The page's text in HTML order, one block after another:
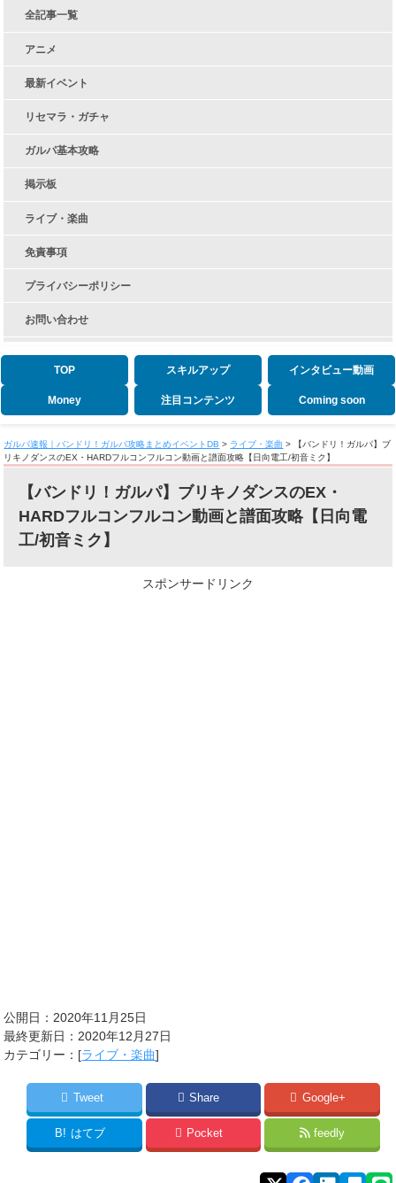
全記事一覧
アニメ
最新イベント
リセマラ・ガチャ
ガルパ基本攻略
掲示板
ライブ・楽曲
免責事項
プライバシーポリシー
お問い合わせ
TOP スキルアップ インタビュー動画
Money 注目コンテンツ Coming soon
ガルパ速報｜バンドリ！ガルパ攻略まとめイベントDB > ライブ・楽曲 >
【バンドリ！ガルパ】ブ
リキノダンスのEX・HARDフルコンフルコン動画と譜面攻略【日向電工/初音ミク】
【バンドリ！ガルパ】ブリキノダンスのEX・
HARDフルコンフルコン動画と譜面攻略【日向電
工/初音ミク】
スポンサードリンク
公開日：2020年11月25日
最終更新日：2020年12月27日
カテゴリー：[ライブ・楽曲]
Tweet Share Google+
B! はてブ Pocket feedly